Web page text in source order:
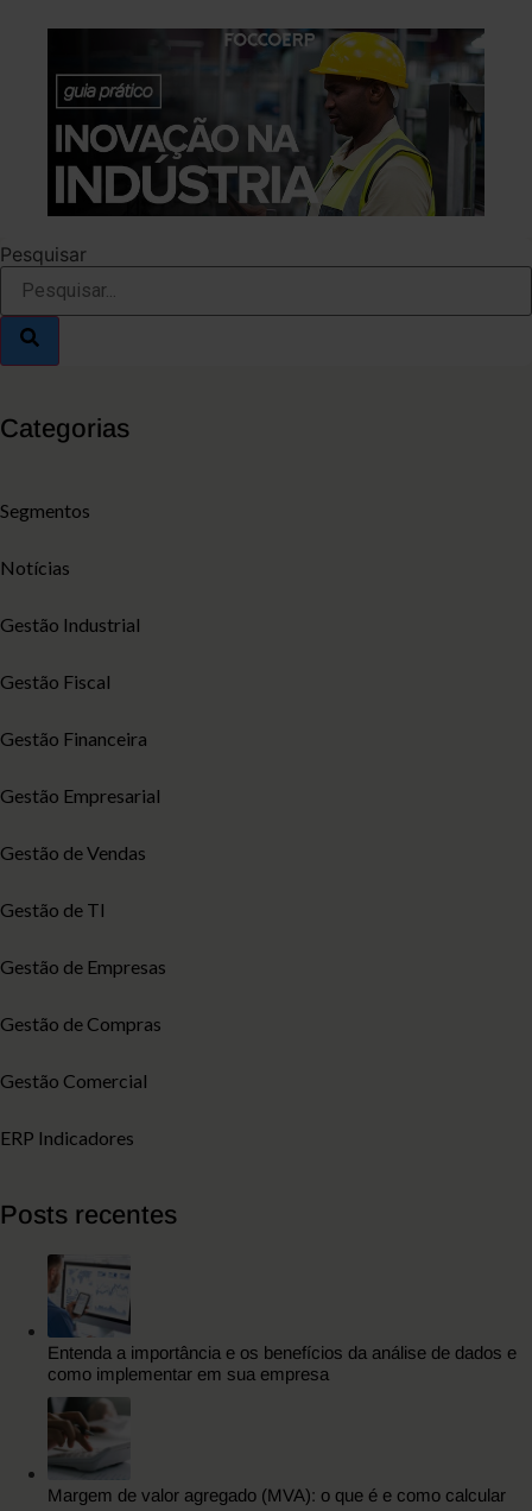
Pesquisar
Categorias
Segmentos
Notícias
Gestão Industrial
Gestão Fiscal
Gestão Financeira
Gestão Empresarial
Gestão de Vendas
Gestão de TI
Gestão de Empresas
Gestão de Compras
Gestão Comercial
ERP Indicadores
Posts recentes
Entenda a importância e os benefícios da análise de dados e
como implementar em sua empresa
Margem de valor agregado (MVA): o que é e como calcular